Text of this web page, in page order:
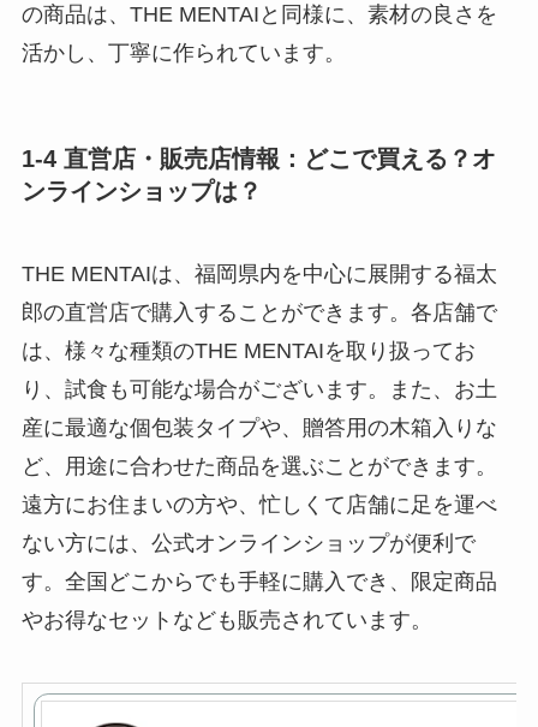
の商品は、THE MENTAIと同様に、素材の良さを
活かし、丁寧に作られています。
1-4 直営店・販売店情報：どこで買える？オ
ンラインショップは？
THE MENTAIは、福岡県内を中心に展開する福太
郎の直営店で購入することができます。各店舗で
は、様々な種類のTHE MENTAIを取り扱ってお
り、試食も可能な場合がございます。また、お土
産に最適な個包装タイプや、贈答用の木箱入りな
ど、用途に合わせた商品を選ぶことができます。
遠方にお住まいの方や、忙しくて店舗に足を運べ
ない方には、公式オンラインショップが便利で
す。全国どこからでも手軽に購入でき、限定商品
やお得なセットなども販売されています。